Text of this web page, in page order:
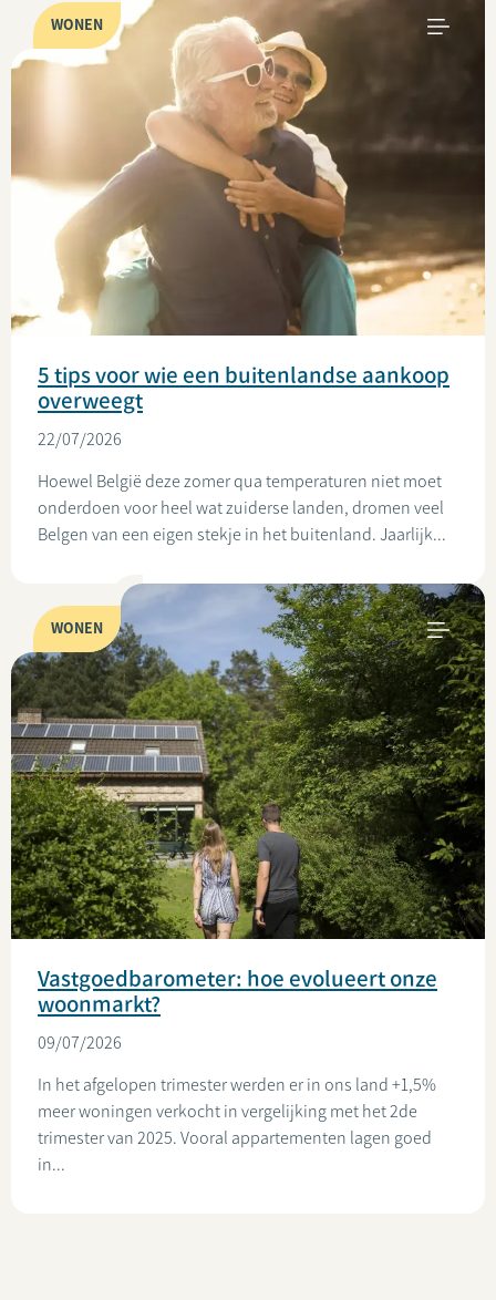
WONEN
5 tips voor wie een buitenlandse aankoop
overweegt
22/07/2026
Hoewel België deze zomer qua temperaturen niet moet
onderdoen voor heel wat zuiderse landen, dromen veel
Belgen van een eigen stekje in het buitenland. Jaarlijk...
WONEN
Vastgoedbarometer: hoe evolueert onze
woonmarkt?
09/07/2026
In het afgelopen trimester werden er in ons land +1,5%
meer woningen verkocht in vergelijking met het 2de
trimester van 2025. Vooral appartementen lagen goed
in...